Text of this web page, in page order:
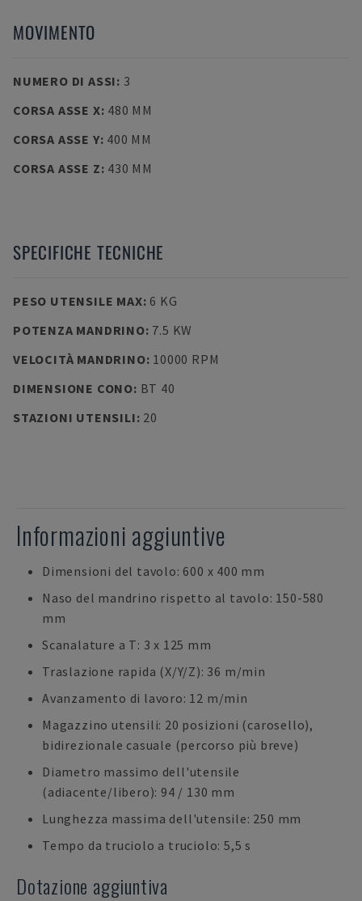
MOVIMENTO
NUMERO DI ASSI: 3
CORSA ASSE X: 480 MM
CORSA ASSE Y: 400 MM
CORSA ASSE Z: 430 MM
SPECIFICHE TECNICHE
PESO UTENSILE MAX: 6 KG
POTENZA MANDRINO: 7.5 KW
VELOCITÀ MANDRINO: 10000 RPM
DIMENSIONE CONO: BT 40
STAZIONI UTENSILI: 20
Informazioni aggiuntive
Dimensioni del tavolo: 600 x 400 mm
Naso del mandrino rispetto al tavolo: 150-580
mm
Scanalature a T: 3 x 125 mm
Traslazione rapida (X/Y/Z): 36 m/min
Avanzamento di lavoro: 12 m/min
Magazzino utensili: 20 posizioni (carosello),
bidirezionale casuale (percorso più breve)
Diametro massimo dell'utensile
(adiacente/libero): 94 / 130 mm
Lunghezza massima dell'utensile: 250 mm
Tempo da truciolo a truciolo: 5,5 s
Dotazione aggiuntiva